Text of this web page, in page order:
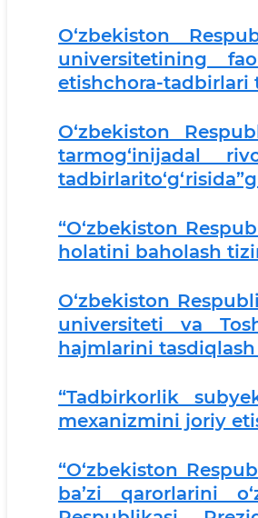
O‘zbekiston
universitetining
etishchora-tadbirlari
O‘zbekiston
tarmog‘inijadal
“O‘zbekiston
holatini baholash
O‘zbekiston
universiteti va
hajmlarini tasdiqlash
“Tadbirkorlik
mexanizmini joriy
“O‘zbekiston
ba’zi qarorlarini